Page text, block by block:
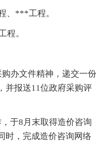
***工程。
。
办文件精神，递交一份
并报送11位政府采购评
于8月末取得造价咨询
时，完成造价咨询网络